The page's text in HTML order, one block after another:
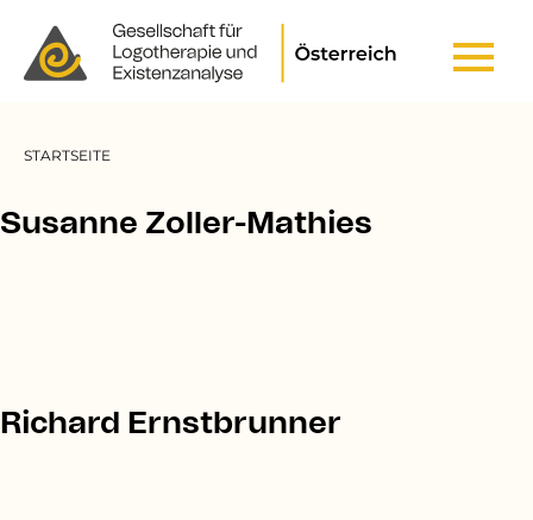
STARTSEITE
Susanne Zoller-Mathies
Richard Ernstbrunner